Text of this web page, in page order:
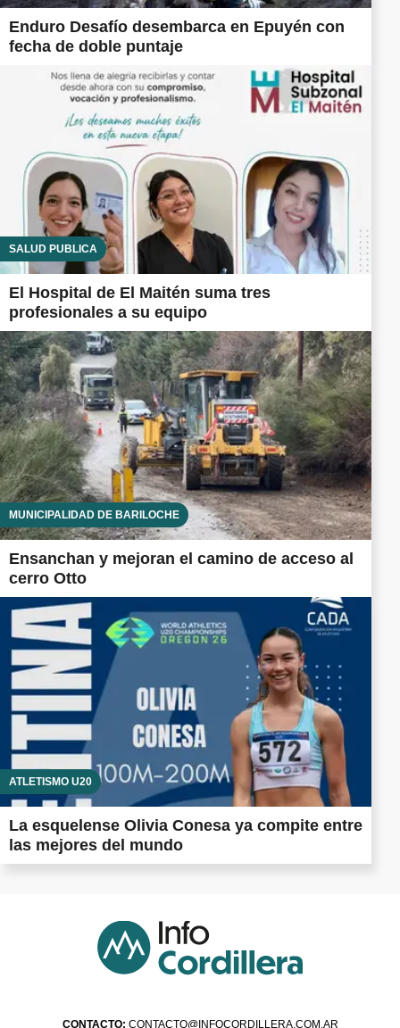
Enduro Desafío desembarca en Epuyén con
fecha de doble puntaje
SALUD PÚBLICA
El Hospital de El Maitén suma tres
profesionales a su equipo
MUNICIPALIDAD DE BARILOCHE
Ensanchan y mejoran el camino de acceso al
cerro Otto
ATLETISMO U20
La esquelense Olivia Conesa ya compite entre
las mejores del mundo
CONTACTO: CONTACTO@INFOCORDILLERA.COM.AR